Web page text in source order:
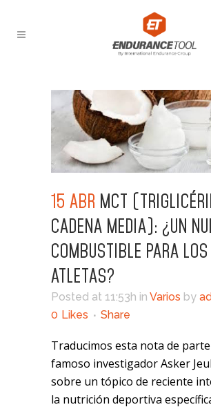
15 ABR MCT
CADENA MEDIA): ¿UN
COMBUSTIBLE PARA LOS
ATLETAS?
Posted at 11:53h in Varios by
0 Likes Share
Traducimos esta nota de
famoso investigadorAsker
sobre un tópico de reciente
la nutrición deportiva